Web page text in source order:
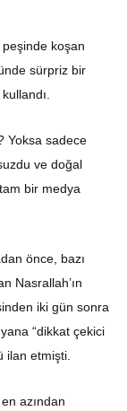
koşan
sürpriz bir
Yoksa sadece
ve doğal
bir medya
önce, bazı
Nasrallah’ın
iki gün sonra
“dikkat çekici
ilan etmişti.
azından